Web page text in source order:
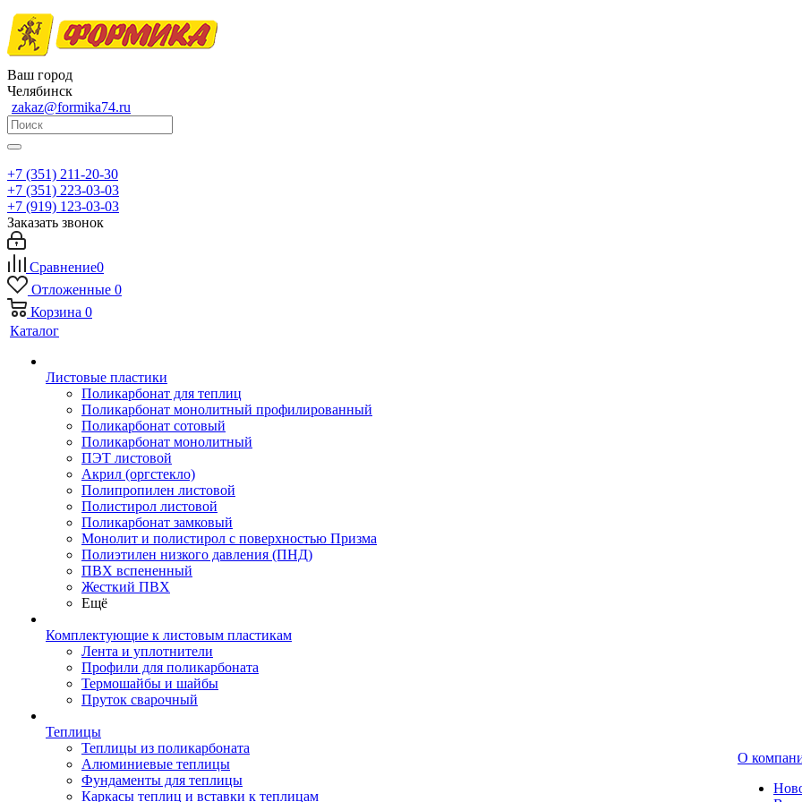
Ваш город
Челябинск
zakaz@formika74.ru
+7 (351) 211-20-30
+7 (351) 223-03-03
+7 (919) 123-03-03
Заказать звонок
Сравнение0
Отложенные 0
Корзина 0
Каталог
Листовые пластики
Поликарбонат для теплиц
Поликарбонат монолитный профилированный
Поликарбонат сотовый
Поликарбонат монолитный
ПЭТ листовой
Акрил (оргстекло)
Полипропилен листовой
Полистирол листовой
Поликарбонат замковый
Монолит и полистирол с поверхностью Призма
Полиэтилен низкого давления (ПНД)
ПВХ вспененный
Жесткий ПВХ
Ещё
Комплектующие к листовым пластикам
Лента и уплотнители
Профили для поликарбоната
Термошайбы и шайбы
Пруток сварочный
Теплицы
Теплицы из поликарбоната
Алюминиевые теплицы
Фундаменты для теплицы
Каркасы теплиц и вставки к теплицам
О